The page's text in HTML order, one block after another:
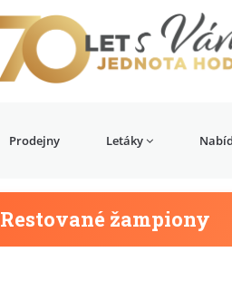
Prodejny Letáky
Restované žampiony